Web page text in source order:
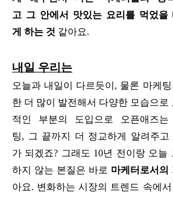
고 그 안에서 맛있는 요리를 먹었을
게 하는 것 같아요.
내일 우리는
오늘과 내일이 다르듯이, 물론 마케
한 더 많이 발전해서 다양한 모습으로
적인 부분의 도입으로 오픈애즈
팅, 그 끝까지 더 정교하게 알려주고
가 되겠죠? 그래도 10년 전이랑 오늘
하지 않는 본질은 바로 마케터로서의
아요. 변화하는 시장의 트렌드 속에